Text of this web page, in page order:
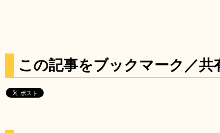
この記事をブックマーク／共